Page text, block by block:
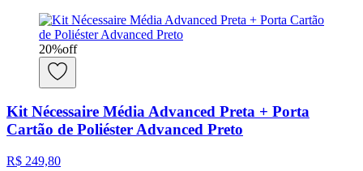
20%off
Kit Nécessaire Média Advanced Preta + Porta
Cartão de Poliéster Advanced Preto
R$ 249,80